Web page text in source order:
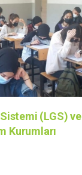
(LGS) ve
Kurumları